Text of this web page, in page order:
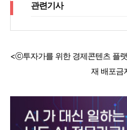
관련기사
<ⓒ투자가를 위한 경제콘텐츠 플
재 배포금